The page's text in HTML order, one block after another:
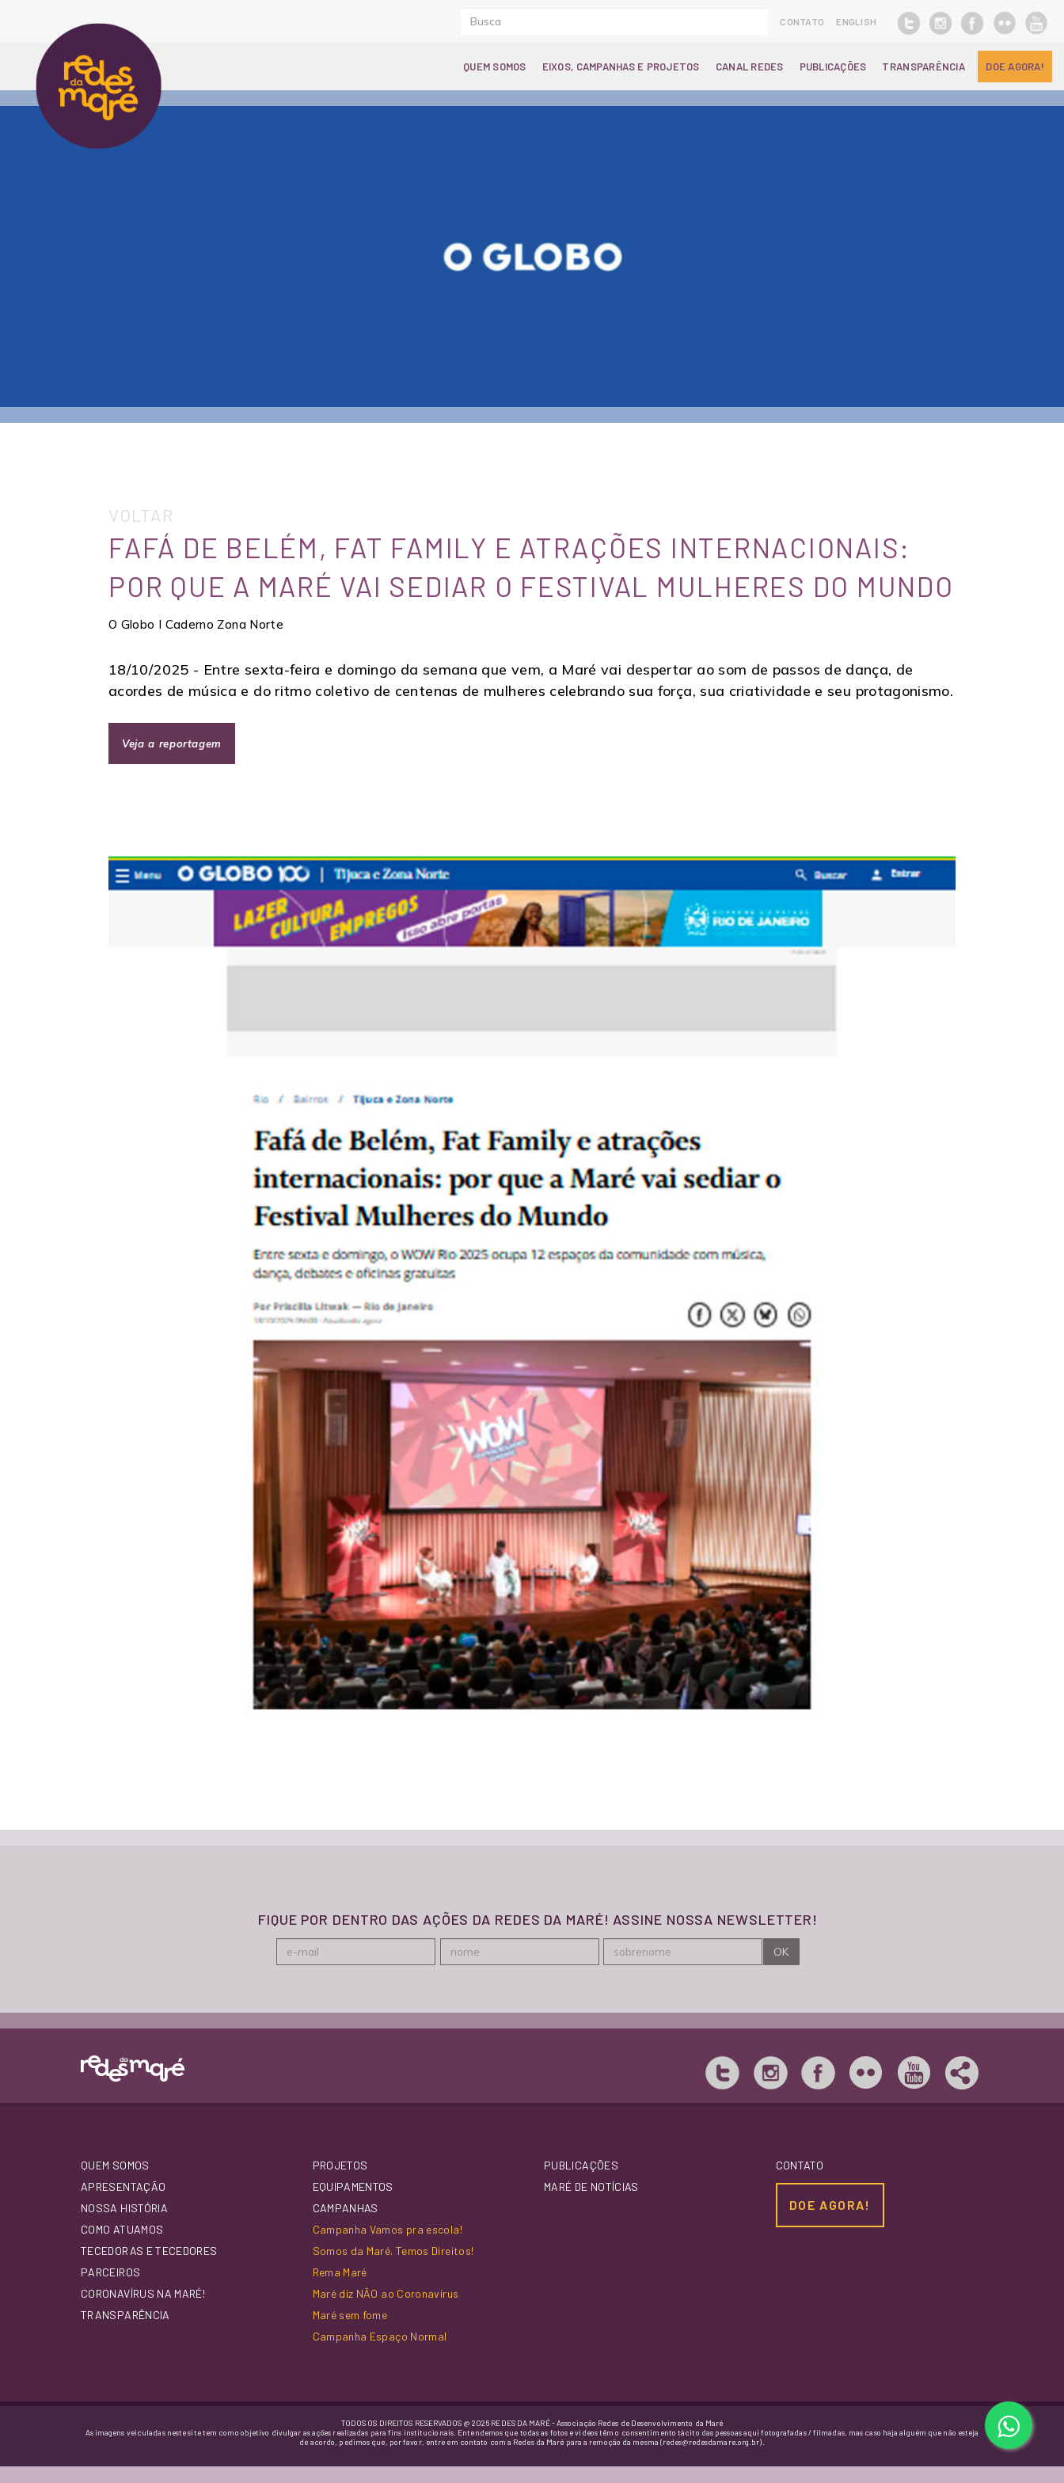
CONTATO ENGLISH
QUEM SOMOS EIXOS, CAMPANHAS E PROJETOS CANAL REDES PUBLICAÇÕES TRANSPARÊNCIA DOE AGORA!
VOLTAR
FAFÁ DE BELÉM, FAT FAMILY E ATRAÇÕES INTERNACIONAIS:
POR QUE A MARÉ VAI SEDIAR O FESTIVAL MULHERES DO MUNDO
O Globo I Caderno Zona Norte
18/10/2025 - Entre sexta-feira e domingo da semana que vem, a Maré vai despertar ao som de passos de dança, de
acordes de música e do ritmo coletivo de centenas de mulheres celebrando sua força, sua criatividade e seu protagonismo.
Veja a reportagem
FIQUE POR DENTRO DAS AÇÕES DA REDES DA MARÉ! ASSINE NOSSA NEWSLETTER!
QUEM SOMOS
APRESENTAÇÃO
NOSSA HISTÓRIA
COMO ATUAMOS
TECEDORAS E TECEDORES
PARCEIROS
CORONAVÍRUS NA MARÉ!
TRANSPARÊNCIA
PROJETOS
EQUIPAMENTOS
CAMPANHAS
Campanha Vamos pra escola!
Somos da Maré. Temos Direitos!
Rema Maré
Maré diz NÃO ao Coronavírus
Maré sem fome
Campanha Espaço Normal
PUBLICAÇÕES
MARÉ DE NOTÍCIAS
CONTATO
DOE AGORA!
TODOS OS DIREITOS RESERVADOS @ 2026 REDES DA MARÉ - Associação Redes de Desenvolvimento da Maré
As imagens veiculadas neste site tem como objetivo divulgar as ações realizadas para fins institucionais. Entendemos que todas as fotos e vídeos têm o consentimento tácito das pessoas aqui fotografadas / filmadas, mas caso haja alguém que não esteja
de acordo, pedimos que, por favor, entre em contato com a Redes da Maré para a remoção da mesma (redes@redesdamare.org.br).